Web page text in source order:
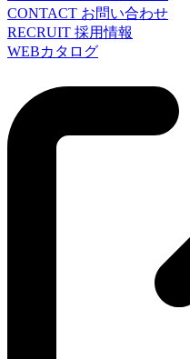
CONTACT お問い合わせ
RECRUIT 採用情報
WEBカタログ